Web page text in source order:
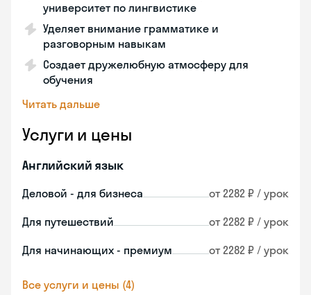
университет по лингвистике
Уделяет внимание грамматике и
разговорным навыкам
Создает дружелюбную атмосферу для
обучения
Читать дальше
Услуги и цены
Английский язык
Деловой - для бизнеса от 2282 ₽ / урок
Для путешествий от 2282 ₽ / урок
Для начинающих - премиум от 2282 ₽ / урок
Все услуги и цены (4)